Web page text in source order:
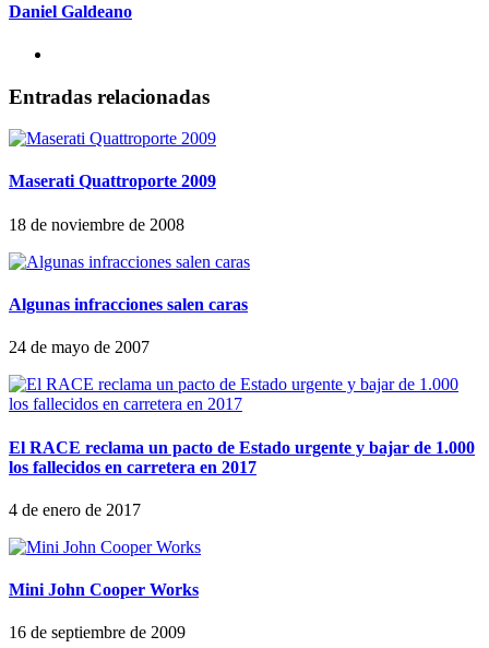
Daniel Galdeano
Entradas relacionadas
Maserati Quattroporte 2009
18 de noviembre de 2008
Algunas infracciones salen caras
24 de mayo de 2007
El RACE reclama un pacto de Estado urgente y bajar de 1.000
los fallecidos en carretera en 2017
4 de enero de 2017
Mini John Cooper Works
16 de septiembre de 2009